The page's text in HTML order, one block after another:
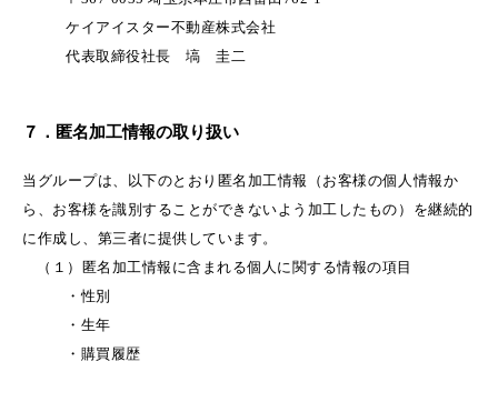
ケイアイスター不動産株式会社
代表取締役社長 塙 圭二
７．匿名加工情報の取り扱い
当グループは、以下のとおり匿名加工情報（お客様の個人情報か
ら、お客様を識別することができないよう加工したもの）を継続的
に作成し、第三者に提供しています。
（１）匿名加工情報に含まれる個人に関する情報の項目
・性別
・生年
・購買履歴